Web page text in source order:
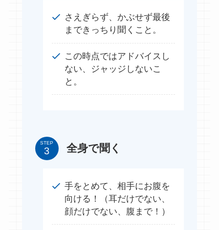
さえぎらず、かぶせず最後
まできっちり聞くこと。
この時点ではアドバイスし
ない、ジャッジしないこ
と。
STEP 全身で聞く
手をとめて、相手にお腹を
向ける！（耳だけでない、
顔だけでない、腹まで！）